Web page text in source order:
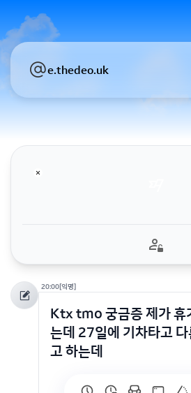
e.thedeo.uk
20:00[익명]
Ktx tmo 궁금증 제가 휴
는데 27일에 기차타고
고 하는데